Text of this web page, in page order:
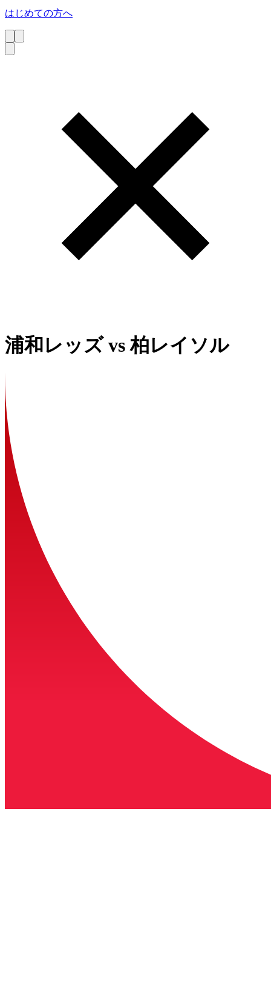
はじめての方へ
浦和レッズvs柏レイソル